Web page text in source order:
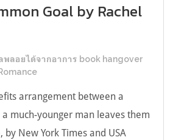
Goal by Rachel
พลอยได้จากอาการ book hangover
arrangement between a
much-younger man leaves them
New York Times and USA